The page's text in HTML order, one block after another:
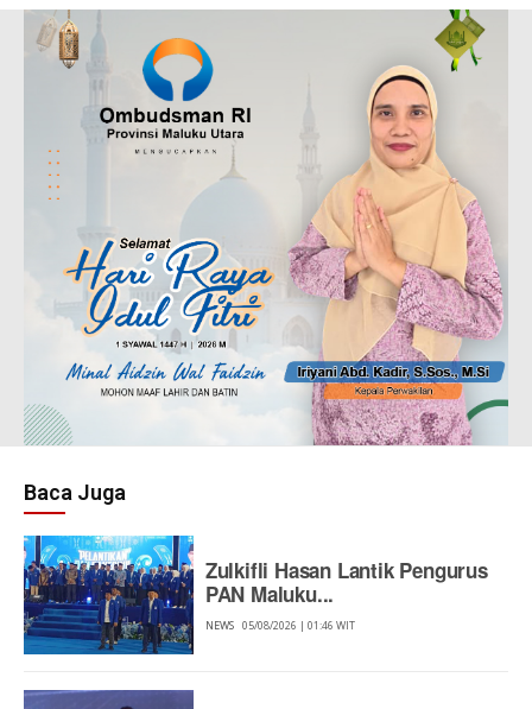
Baca Juga
Zulkifli Hasan Lantik Pengurus
PAN Maluku...
NEWS 05/08/2026 | 01:46 WIT